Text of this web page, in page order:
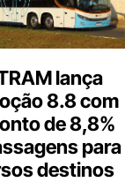
lança
8.8 com
de 8,8%
para
destinos